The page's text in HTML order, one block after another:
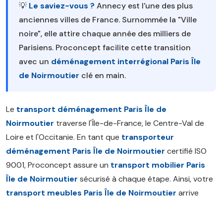
💡 Le saviez-vous ? Annecy est l'une des plus
anciennes villes de France. Surnommée la "Ville
noire", elle attire chaque année des milliers de
Parisiens. Proconcept facilite cette transition
avec un déménagement interrégional Paris Île
de Noirmoutier clé en main.
Le transport déménagement Paris Île de
Noirmoutier traverse l'Île-de-France, le Centre-Val de
Loire et l'Occitanie. En tant que transporteur
déménagement Paris Île de Noirmoutier certifié ISO
9001, Proconcept assure un transport mobilier Paris
Île de Noirmoutier sécurisé à chaque étape. Ainsi, votre
transport meubles Paris Île de Noirmoutier arrive